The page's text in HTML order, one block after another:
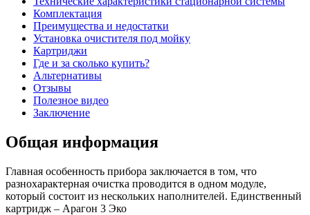
Комплектация
Преимущества и недостатки
Установка очистителя под мойку
Картриджи
Где и за сколько купить?
Альтернативы
Отзывы
Полезное видео
Заключение
Общая информация
Главная особенность прибора заключается в том, что
разнохарактерная очистка проводится в одном модуле,
который состоит из нескольких наполнителей. Единственный
картридж – Арагон 3 Эко